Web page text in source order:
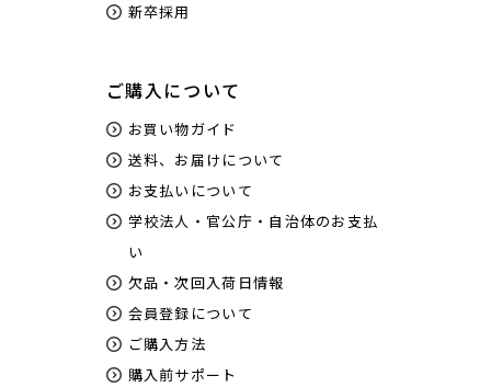
新卒採用
ご購入について
お買い物ガイド
送料、お届けについて
お支払いについて
学校法人・官公庁・自治体のお支払
い
欠品・次回入荷日情報
会員登録について
ご購入方法
購入前サポート